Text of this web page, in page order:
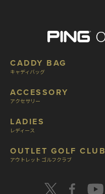
CADDY BAG
キャディバッグ
ACCESSORY
アクセサリー
LADIES
レディース
OUTLET GOLF CLUB
アウトレット ゴルフクラブ